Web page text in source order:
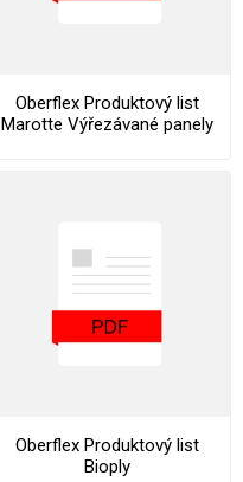
Oberflex Produktový list
Marotte Výřezávané panely
Oberflex Produktový list
Bioply